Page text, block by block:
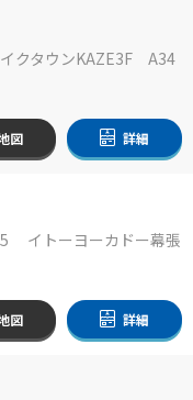
クタウンKAZE3F A34
図 詳細
イトーヨーカドー幕張
図 詳細